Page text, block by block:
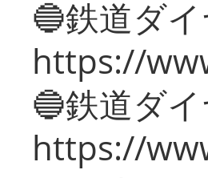
🔵鉄道ダ
https://
🔵鉄道ダ
https://